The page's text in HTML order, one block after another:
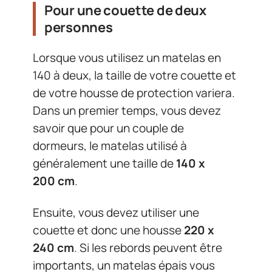
Pour une couette de deux
personnes
Lorsque vous utilisez un matelas en
140 à deux, la taille de votre couette et
de votre housse de protection variera.
Dans un premier temps, vous devez
savoir que pour un couple de
dormeurs, le matelas utilisé à
généralement une taille de140 x
200 cm.
Ensuite, vous devez utiliser une
couette et donc une housse220 x
240 cm. Si les rebords peuvent être
importants, un matelas épais vous